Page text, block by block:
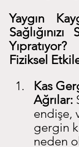
Yaygın
Sağlığınızı
Yıpratıyor?
Fiziksel
Kas
Ağrılar:
endişe,
gergin
neden